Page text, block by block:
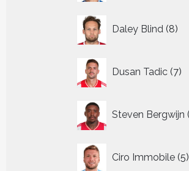
Daley Blind 8
Dusan Tadic 7
Steven Bergwijn
Ciro Immobile 5